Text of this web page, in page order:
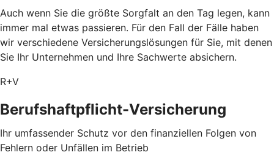
Auch wenn Sie die größte Sorgfalt an den Tag legen, kann
immer mal etwas passieren. Für den Fall der Fälle haben
wir verschiedene Versicherungslösungen für Sie, mit denen
Sie Ihr Unternehmen und Ihre Sachwerte absichern.
R+V
Berufshaftpflicht-Versicherung
Ihr umfassender Schutz vor den finanziellen Folgen von
Fehlern oder Unfällen im Betrieb